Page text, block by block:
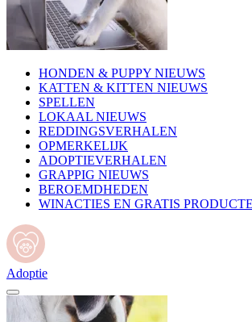
HONDEN & PUPPY NIEUWS
KATTEN & KITTEN NIEUWS
SPELLEN
LOKAAL NIEUWS
REDDINGSVERHALEN
OPMERKELIJK
ADOPTIEVERHALEN
GRAPPIG NIEUWS
BEROEMDHEDEN
WINACTIES EN GRATIS
Adoptie